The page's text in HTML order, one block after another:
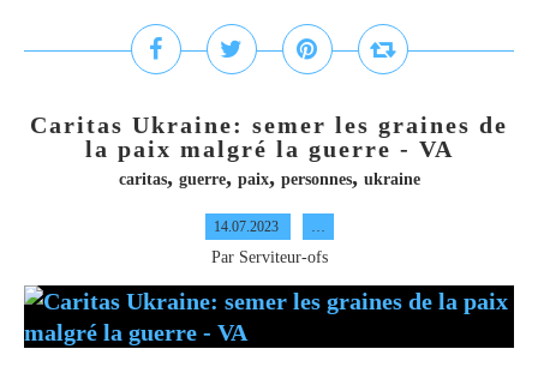
Caritas Ukraine: semer les graines de
la paix malgré la guerre - VA
caritas, guerre, paix, personnes, ukraine
14.07.2023 …
Par Serviteur-ofs